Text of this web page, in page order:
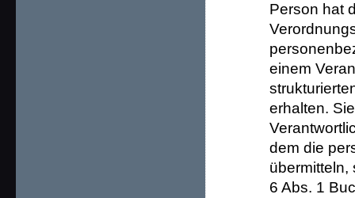
Person hat
einem
erhalten.
dem die
übermitteln,
6 Abs. 1